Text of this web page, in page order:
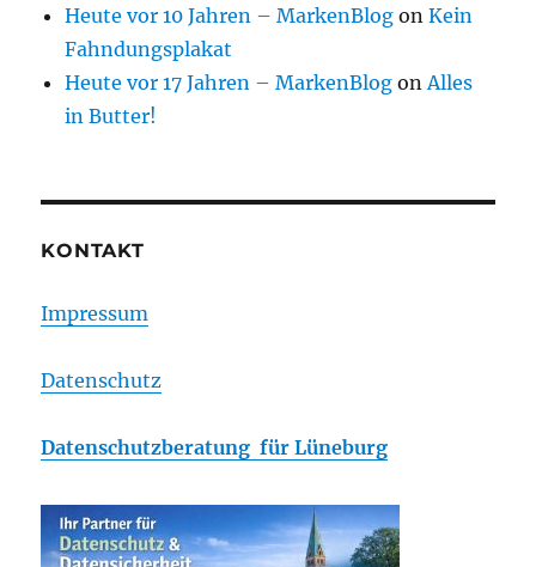
Heute vor 10 Jahren – MarkenBlog onKein
Fahndungsplakat
Heute vor 17 Jahren – MarkenBlog onAlles
in Butter!
KONTAKT
Impressum
Datenschutz
Datenschutzberatung für Lüneburg